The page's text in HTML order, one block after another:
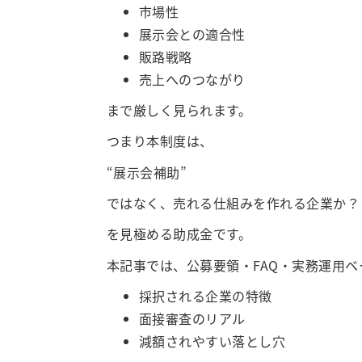
市場性
展示会との適合性
販路戦略
売上へのつながり
まで厳しく見られます。
つまり本制度は、
“展示会補助”
ではなく、売れる仕組みを作れる企業か？
を見極める助成金です。
本記事では、公募要領・FAQ・実務運用ベ
採択される企業の特徴
面接審査のリアル
減額されやすい落とし穴